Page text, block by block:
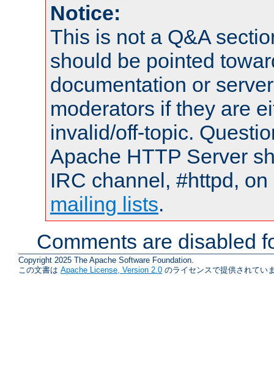
Notice:
This is not a Q&A
should be pointed
documentation or
moderators if they are
invalid/off-topic.
Apache HTTP Server
IRC channel, #httpd,
mailing lists.
Comments are disabled
Copyright 2025 The Apache Software Foundation.
この文書は Apache License, Version 2.0 のライセンスで提供されてい